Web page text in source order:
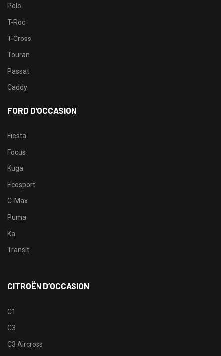
Polo
T-Roc
T-Cross
Touran
Passat
Caddy
FORD D’OCCASION
Fiesta
Focus
Kuga
Ecosport
C-Max
Puma
Ka
Transit
CITROËN D’OCCASION
C1
C3
C3 Aircross